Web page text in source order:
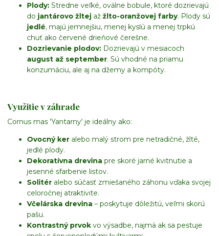
Plody: Stredne veľké, oválne bobule, ktoré dozrievajú
do jantárovo žltej až žlto-oranžovej farby. Plody sú
jedlé, majú jemnejšiu, menej kyslú a menej trpkú
chuť ako červené drieňové čerešne.
Dozrievanie plodov: Dozrievajú v mesiacoch
august až september. Sú vhodné na priamu
konzumáciu, ale aj na džemy a kompóty.
Využitie v záhrade
Cornus mas 'Yantarny' je ideálny ako:
Ovocný ker alebo malý strom pre netradičné, žlté,
jedlé plody.
Dekoratívna drevina pre skoré jarné kvitnutie a
jesenné sfarbenie listov.
Solitér alebo súčasť zmiešaného záhonu vďaka svojej
celoročnej atraktivite.
Včelárska drevina – poskytuje dôležitú, veľmi skorú
pašu.
Kontrastný prvok vo výsadbe, najmä ak sa pestuje